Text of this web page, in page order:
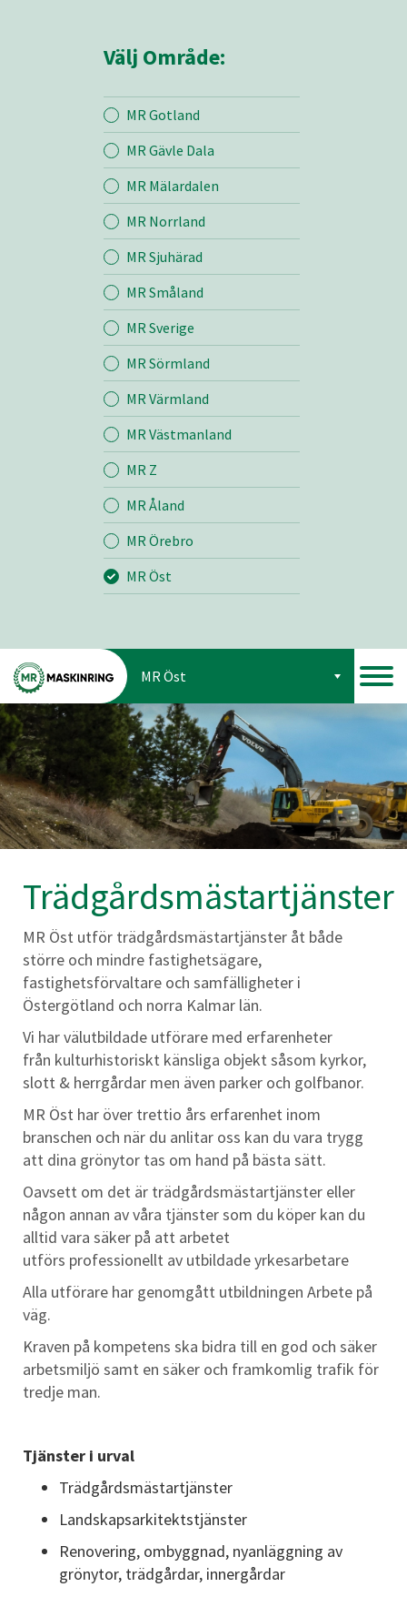
Mina sidor
Entreprenad
Bemanning
Välj Område:
MR Gotland
MR Gävle Dala
MR Mälardalen
MR Norrland
MR Sjuhärad
MR Småland
MR Sverige
MR Sörmland
MR Värmland
MR Västmanland
MR Z
MR Åland
MR Örebro
MR Öst
MR Öst
Trädgårdsmästartjänster
MR Öst utför trädgårdsmästartjänster åt både
större och mindre fastighetsägare,
fastighetsförvaltare och samfälligheter i
Östergötland och norra Kalmar län.
Vi har välutbildade utförare med erfarenheter
från kulturhistoriskt känsliga objekt såsom kyrkor,
slott & herrgårdar men även parker och golfbanor.
MR Öst har över trettio års erfarenhet inom
branschen och när du anlitar oss kan du vara trygg
att dina grönytor tas om hand på bästa sätt.
Oavsett om det är trädgårdsmästartjänster eller
någon annan av våra tjänster som du köper kan du
alltid vara säker på att arbetet
utförs professionellt av utbildade yrkesarbetare
Alla utförare har genomgått utbildningen Arbete på
väg.
Kraven på kompetens ska bidra till en god och säker
arbetsmiljö samt en säker och framkomlig trafik för
tredje man.
Tjänster i urval
Trädgårdsmästartjänster
Landskapsarkitektstjänster
Renovering, ombyggnad, nyanläggning av
grönytor, trädgårdar, innergårdar